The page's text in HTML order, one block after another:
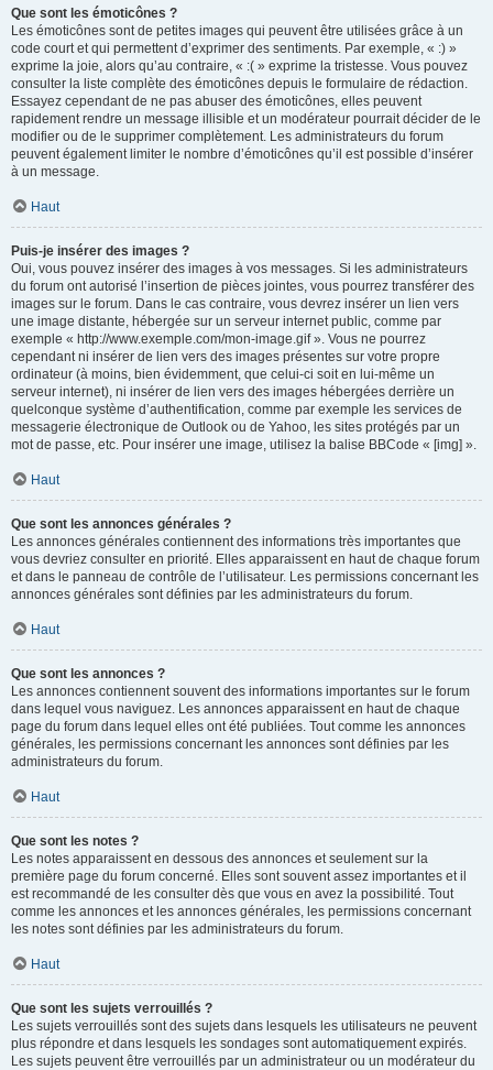
Que sont les émoticônes ?
Les émoticônes sont de petites images qui peuvent être utilisées grâce à un
code court et qui permettent d’exprimer des sentiments. Par exemple, « :) »
exprime la joie, alors qu’au contraire, « :( » exprime la tristesse. Vous pouvez
consulter la liste complète des émoticônes depuis le formulaire de rédaction.
Essayez cependant de ne pas abuser des émoticônes, elles peuvent
rapidement rendre un message illisible et un modérateur pourrait décider de le
modifier ou de le supprimer complètement. Les administrateurs du forum
peuvent également limiter le nombre d’émoticônes qu’il est possible d’insérer
à un message.
Haut
Puis-je insérer des images ?
Oui, vous pouvez insérer des images à vos messages. Si les administrateurs
du forum ont autorisé l’insertion de pièces jointes, vous pourrez transférer des
images sur le forum. Dans le cas contraire, vous devrez insérer un lien vers
une image distante, hébergée sur un serveur internet public, comme par
exemple « http://www.exemple.com/mon-image.gif ». Vous ne pourrez
cependant ni insérer de lien vers des images présentes sur votre propre
ordinateur (à moins, bien évidemment, que celui-ci soit en lui-même un
serveur internet), ni insérer de lien vers des images hébergées derrière un
quelconque système d’authentification, comme par exemple les services de
messagerie électronique de Outlook ou de Yahoo, les sites protégés par un
mot de passe, etc. Pour insérer une image, utilisez la balise BBCode « [img] ».
Haut
Que sont les annonces générales ?
Les annonces générales contiennent des informations très importantes que
vous devriez consulter en priorité. Elles apparaissent en haut de chaque forum
et dans le panneau de contrôle de l’utilisateur. Les permissions concernant les
annonces générales sont définies par les administrateurs du forum.
Haut
Que sont les annonces ?
Les annonces contiennent souvent des informations importantes sur le forum
dans lequel vous naviguez. Les annonces apparaissent en haut de chaque
page du forum dans lequel elles ont été publiées. Tout comme les annonces
générales, les permissions concernant les annonces sont définies par les
administrateurs du forum.
Haut
Que sont les notes ?
Les notes apparaissent en dessous des annonces et seulement sur la
première page du forum concerné. Elles sont souvent assez importantes et il
est recommandé de les consulter dès que vous en avez la possibilité. Tout
comme les annonces et les annonces générales, les permissions concernant
les notes sont définies par les administrateurs du forum.
Haut
Que sont les sujets verrouillés ?
Les sujets verrouillés sont des sujets dans lesquels les utilisateurs ne peuvent
plus répondre et dans lesquels les sondages sont automatiquement expirés.
Les sujets peuvent être verrouillés par un administrateur ou un modérateur du